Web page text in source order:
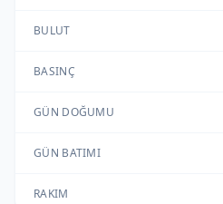
BULUT
BASINÇ
GÜN DOĞUMU
GÜN BATIMI
RAKIM